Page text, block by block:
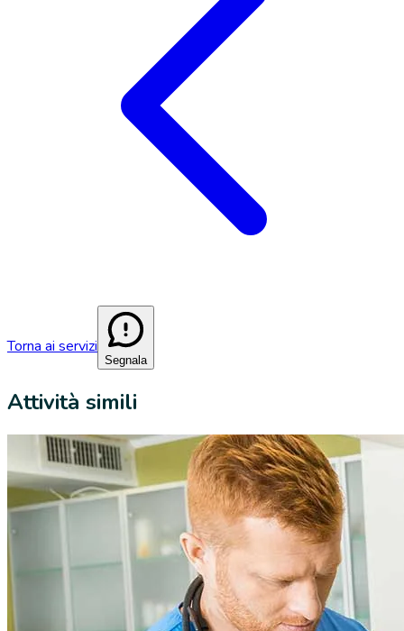
Torna ai servizi
Segnala
Attività simili